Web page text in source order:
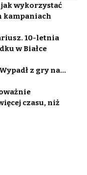
jak wykorzystać
kampaniach
10-letnia
w Białce
z gry na…
czasu, niż